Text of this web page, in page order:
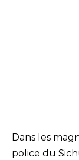
Dans les
police du